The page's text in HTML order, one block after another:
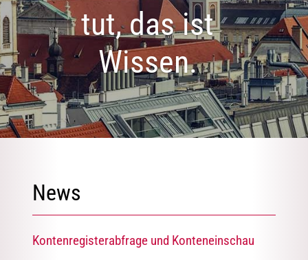
tut, das ist
Wissen.
News
Kontenregisterabfrage und Konteneinschau